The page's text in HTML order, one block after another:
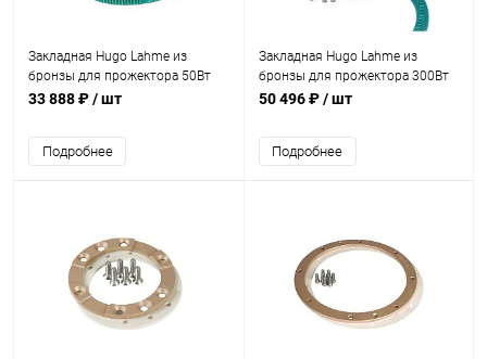
Закладная Hugo Lahme из
бронзы для прожектора 50Вт
12В 110мм (плитка) (4250050)
33 888 ₽/ шт
Подробнее
Закладная Hugo Lahme из
бронзы для прожектора 300Вт
270мм (плитка) (4100050)
50 496 ₽/ шт
Подробнее